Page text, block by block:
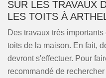
SUR LES TRAVAUX
LES TOITS À
Des travaux très
toits de la maison. En fait,
devront s'effectuer. Pour
recommandé de